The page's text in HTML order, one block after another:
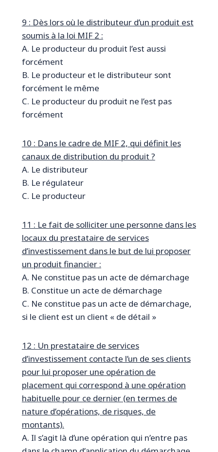
9 : Dès lors où le distributeur d’un produit est
soumis à la loi MIF 2 :
A. Le producteur du produit l’est aussi
forcément
B. Le producteur et le distributeur sont
forcément le même
C. Le producteur du produit ne l’est pas
forcément
10 : Dans le cadre de MIF 2, qui définit les
canaux de distribution du produit ?
A. Le distributeur
B. Le régulateur
C. Le producteur
11 : Le fait de solliciter une personne dans les
locaux du prestataire de services
d’investissement dans le but de lui proposer
un produit financier :
A. Ne constitue pas un acte de démarchage
B. Constitue un acte de démarchage
C. Ne constitue pas un acte de démarchage,
si le client est un client « de détail »
12 : Un prestataire de services
d’investissement contacte l’un de ses clients
pour lui proposer une opération de
placement qui correspond à une opération
habituelle pour ce dernier (en termes de
nature d’opérations, de risques, de
montants).
A. Il s’agit là d’une opération qui n’entre pas